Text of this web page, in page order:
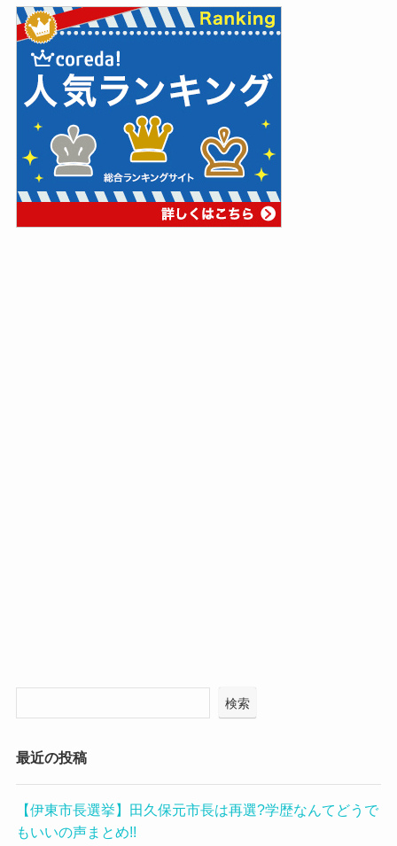
検索
最近の投稿
【伊東市長選挙】田久保元市長は再選?学歴なんてどうで
もいいの声まとめ!!